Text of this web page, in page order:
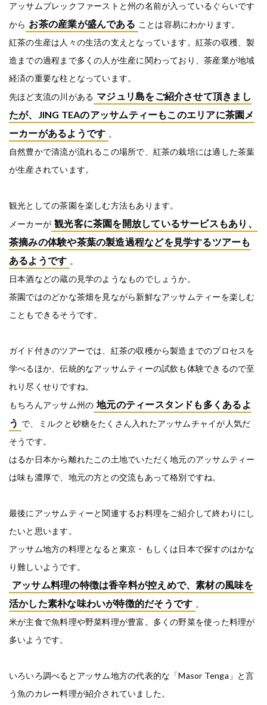
アッサムブレックファーストと州の名前が入っているぐらいです
から お茶の産業が盛んである ことは容易にわかります。
紅茶の生産は人々の生活の支えとなっています。紅茶の収穫、製
造までの過程まで多くの人が生産に関わっており、茶産業が地域
経済の重要な柱となっています。
先ほど支流の川がある マジュリ島をご紹介させて頂きまし
たが、JING TEAのアッサムティーもこのエリアに茶園メ
ーカーがあるようです 。
自然豊かで清流が流れるこの場所で、紅茶の栽培には適した茶葉
が生産されています。
観光としての茶園を楽しむ方法もあります。
メーカーが 観光客に茶園を開放しているサービスもあり、
茶摘みの体験や茶葉の製造過程などを見学するツアーも
あるようです 。
日本酒などの蔵の見学のようなものでしょうか。
茶園ではのどかな茶畑を見ながら新鮮なアッサムティーを楽しむ
こともできるそうです。
ガイド付きのツアーでは、紅茶の収穫から製造までのプロセスを
学べるほか、伝統的なアッサムティーの試飲も体験できるので至
れり尽くせりですね。
もちろんアッサム州の 地元のティースタンドも多くあるよ
う で、ミルクと砂糖をたくさん入れたアッサムチャイが人気だ
そうです。
はるか日本から離れたこの土地でいただく地元のアッサムティー
は味も濃厚で、地元の方との交流もあって格別ですね。
最後にアッサムティーと関連するお料理をご紹介して終わりにし
たいと思います。
アッサム地方の料理となると東京・もしくは日本で探すのはかな
り難しいようです。
アッサム料理の特徴は香辛料が控えめで、素材の風味を
活かした素朴な味わいが特徴的だそうです 。
米が主食で魚料理や野菜料理が豊富。多くの野菜を使った料理が
多いようです。
いろいろ調べるとアッサム地方の代表的な「Masor Tenga」と言
う魚のカレー料理が紹介されていました。